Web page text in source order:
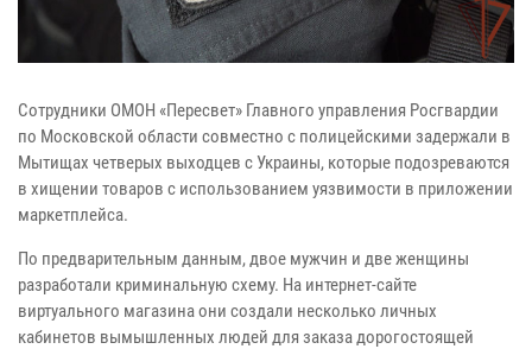
Сотрудники ОМОН «Пересвет» Главного управления Росгвардии
по Московской области совместно с полицейскими задержали в
Мытищах четверых выходцев с Украины, которые подозреваются
в хищении товаров с использованием уязвимости в приложении
маркетплейса.
По предварительным данным, двое мужчин и две женщины
разработали криминальную схему. На интернет-сайте
виртуального магазина они создали несколько личных
кабинетов вымышленных людей для заказа дорогостоящей